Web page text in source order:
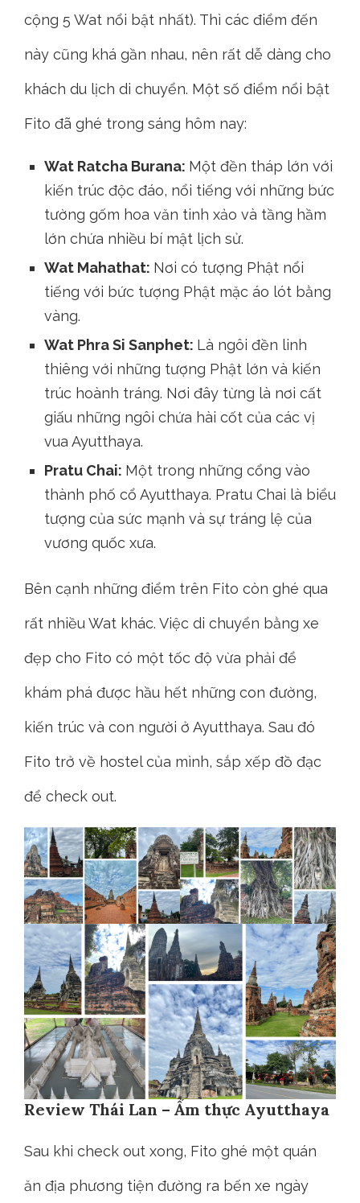
cộng 5 Wat nổi bật nhất). Thì các điểm đến
này cũng khá gần nhau, nên rất dễ dàng cho
khách du lịch di chuyển. Một số điểm nổi bật
Fito đã ghé trong sáng hôm nay:
Wat Ratcha Burana: Một đền tháp lớn với
kiến trúc độc đáo, nổi tiếng với những bức
tường gốm hoa văn tinh xảo và tầng hầm
lớn chứa nhiều bí mật lịch sử.
Wat Mahathat: Nơi có tượng Phật nổi
tiếng với bức tượng Phật mặc áo lót bằng
vàng.
Wat Phra Si Sanphet: Là ngôi đền linh
thiêng với những tượng Phật lớn và kiến
trúc hoành tráng. Nơi đây từng là nơi cất
giấu những ngôi chứa hài cốt của các vị
vua Ayutthaya.
Pratu Chai: Một trong những cổng vào
thành phố cổ Ayutthaya. Pratu Chai là biểu
tượng của sức mạnh và sự tráng lệ của
vương quốc xưa.
Bên cạnh những điểm trên Fito còn ghé qua
rất nhiều Wat khác. Việc di chuyển bằng xe
đẹp cho Fito có một tốc độ vừa phải để
khám phá được hầu hết những con đường,
kiến trúc và con người ở Ayutthaya. Sau đó
Fito trở về hostel của mình, sắp xếp đồ đạc
để check out.
Review Thái Lan – Ẩm thực Ayutthaya
Sau khi check out xong, Fito ghé một quán
ăn địa phương tiện đường ra bến xe ngày